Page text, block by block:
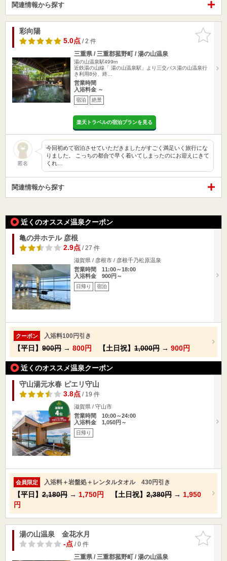
関連情報から探す
お気に入
りに追加
彩向陽
5.0点/ 2 件
三重県 / 三重郡菰野町 / 湯の山温泉
湯の山温泉駅499m
近鉄湯の山線「 湯の山温泉駅」より三交バス湯の山温泉行
き利用8分、終…
営業時間
入浴料金 ～
宿泊 絶景
楽天トラベルの宿泊プランを見る
匿名
今回初めて宿泊させていただきましたがすごく満足いく旅行にな
りました。 こっちの都合で早く着いてしまったのにお迎えにきて
くれ…
関連情報から探す
近くのオススメ温泉クーポン
亀の井ホテル 彦根
2.9点/ 27 件
滋賀県 / 彦根市 / 彦根千乃松原温泉
営業時間 11:00～18:00
入浴料金 900円～
日帰り 宿泊
クーポン 入浴料100円引き
【平日】 900円 → 800円 【土日祝】 1,000円 → 900円
近くのオススメ温泉クーポン
守山湯元水春 ピエリ守山
3.8点/ 19 件
滋賀県 / 守山市
営業時間 10:00～24:00
入浴料金 1,050円～
日帰り
会員限定 入浴料＋岩盤処＋レンタルタオル 430円引き
【平日】 2,180円 → 1,750円 【土日祝】 2,380円 → 1,950
円
お気に入
りに追加
湯の山温泉 金花水月
-点/ 0 件
三重県 / 三重郡菰野町 / 湯の山温泉